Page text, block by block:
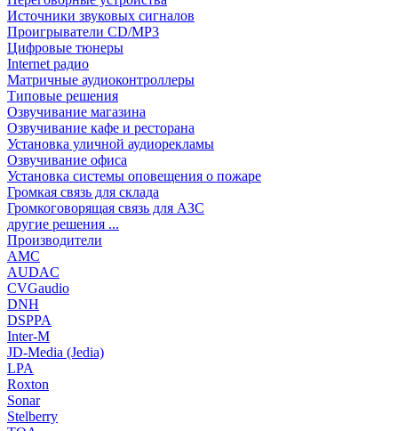
Источники звуковых сигналов
Проигрыватели CD/MP3
Цифровые тюнеры
Internet радио
Матричные аудиоконтроллеры
Типовые решения
Озвучивание магазина
Озвучивание кафе и ресторана
Установка уличной аудиорекламы
Озвучивание офиса
Установка системы оповещения о пожаре
Громкая связь для склада
Громкоговорящая связь для АЗС
другие решения ...
Производители
AMC
AUDAC
CVGaudio
DNH
DSPPA
Inter-M
JD-Media (Jedia)
LPA
Roxton
Sonar
Stelberry